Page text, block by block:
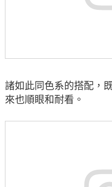
諸如此同色系的搭配，
來也順眼和耐看。